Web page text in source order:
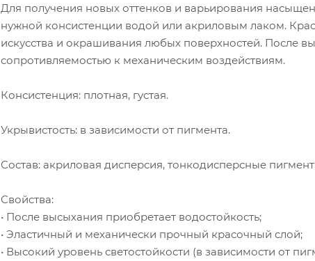
Для получения новых оттенков и варьирования
нужной консистенции водой или акриловым лаком.
искусства и окрашивания любых поверхностей. После
сопротивляемостью к механическим воздействиям.
Консистенция: плотная, густая.
Укрывистость: в зависимости от пигмента.
Состав: акриловая дисперсия, тонкодисперсные
Свойства:
• После высыхания приобретает водостойкость;
• Эластичный и механически прочный красочный слой;
• Высокий уровень светостойкости (в зависимости от